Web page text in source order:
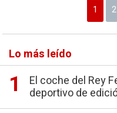
1 2
Lo más leído
El coche del Rey
deportivo de